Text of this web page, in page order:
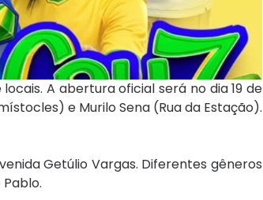
A abertura oficial será no dia 19 de
e Murilo Sena (Rua da Estação).
Getúlio Vargas. Diferentes gêneros